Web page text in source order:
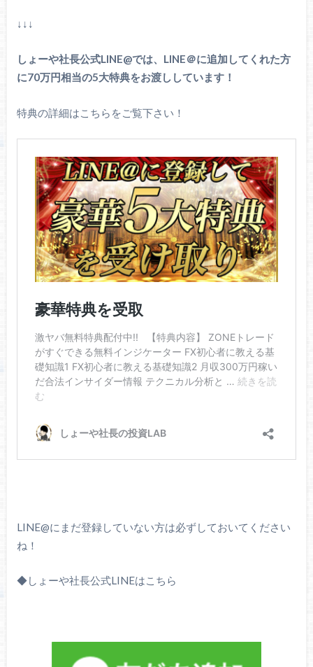
↓↓↓
しょーや社長公式LINE@では、LINE＠に追加してくれた方
に70万円相当の5大特典をお渡ししています！
特典の詳細はこちらをご覧下さい！
LINE@にまだ登録していない方は必ずしておいてください
ね！
◆しょーや社長公式LINEはこちら